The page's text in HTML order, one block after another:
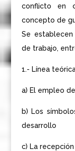
conflicto en
concepto de
Se
de trabajo,
1.- Línea
a) El empleo
b) Los
desarrollo
c) La